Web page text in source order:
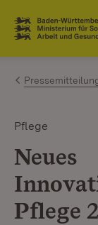
Zum Inhalt
Link zur
Pflege
Neues
Pflege